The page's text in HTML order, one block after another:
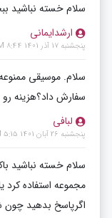
سلام خسته نباشید
ارشدایمانی
پنجشنبه 17 آذر 1401 8:44 PM
سلام. موسیقی
سفارش داد؟هزینه
لبافی
پنجشنبه 26 آبان 1401 5:15 PM
سلام خسته نباشید
مجموعه استفاده کرد
اگرپاسخ بدهید